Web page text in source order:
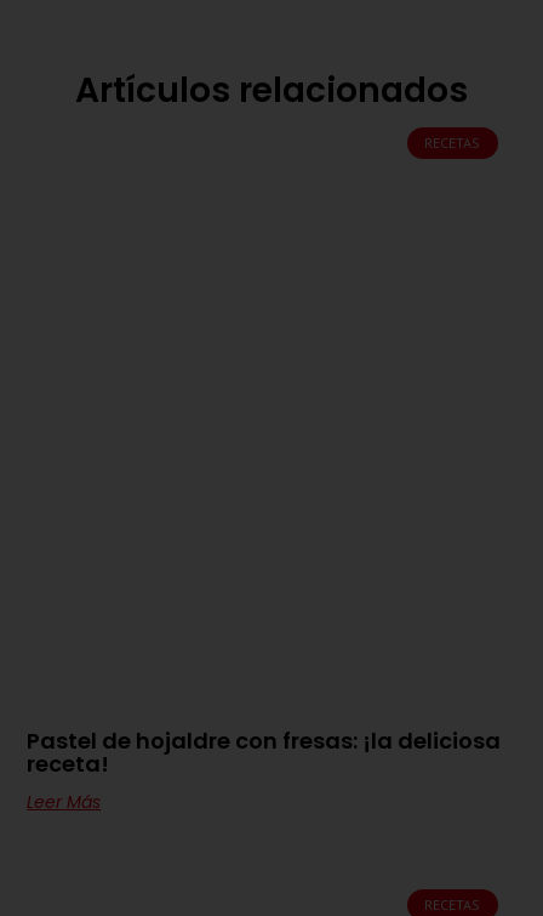
Artículos relacionados
RECETAS
Pastel de hojaldre con fresas: ¡la deliciosa
receta!
Leer Más
RECETAS